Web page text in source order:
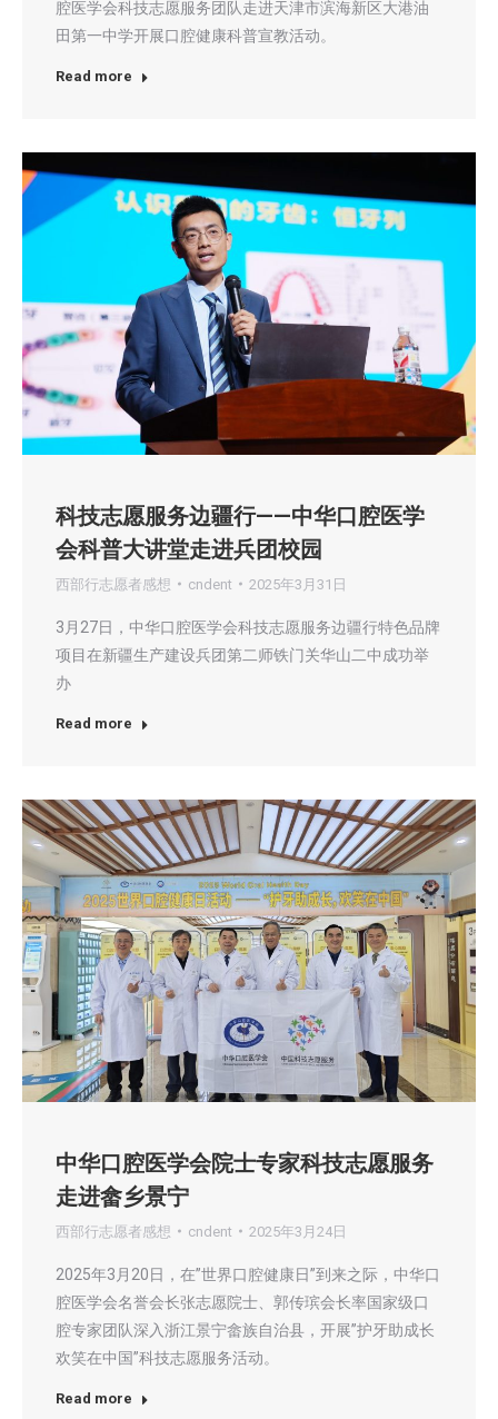
腔医学会科技志愿服务团队走进天津市滨海新区大港油
田第一中学开展口腔健康科普宣教活动。
Read more
科技志愿服务边疆行——中华口腔医学
会科普大讲堂走进兵团校园
西部行志愿者感想 cndent 2025年3月31日
3月27日，中华口腔医学会科技志愿服务边疆行特色品牌
项目在新疆生产建设兵团第二师铁门关华山二中成功举
办
Read more
中华口腔医学会院士专家科技志愿服务
走进畲乡景宁
西部行志愿者感想 cndent 2025年3月24日
2025年3月20日，在”世界口腔健康日”到来之际，中华口
腔医学会名誉会长张志愿院士、郭传瑸会长率国家级口
腔专家团队深入浙江景宁畲族自治县，开展”护牙助成长
欢笑在中国”科技志愿服务活动。
Read more